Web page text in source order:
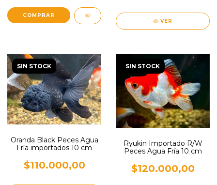
VER
SIN STOCK
Oranda Black Peces Agua
Fría importados 10 cm
$110.000,00
SIN STOCK
Ryukin Importado R/W
Peces Agua Fría 10 cm
$120.000,00